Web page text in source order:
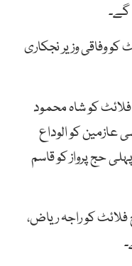
گے۔
وفاقی وزیر نجکاری
فلائٹ کو شاہ محمود
عازمین کو الوداع
حج پرواز کو قاسم
کو راجہ ریاض،